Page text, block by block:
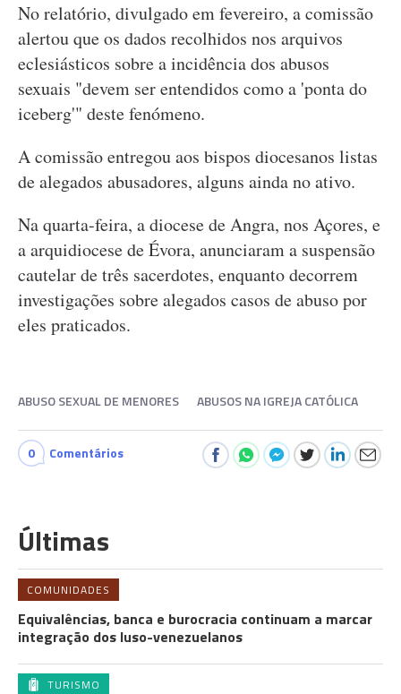
No relatório, divulgado em fevereiro, a comissão
alertou que os dados recolhidos nos arquivos
eclesiásticos sobre a incidência dos abusos
sexuais "devem ser entendidos como a 'ponta do
iceberg'" deste fenómeno.
A comissão entregou aos bispos diocesanos listas
de alegados abusadores, alguns ainda no ativo.
Na quarta-feira, a diocese de Angra, nos Açores, e
a arquidiocese de Évora, anunciaram a suspensão
cautelar de três sacerdotes, enquanto decorrem
investigações sobre alegados casos de abuso por
eles praticados.
ABUSO SEXUAL DE MENORES ABUSOS NA IGREJA CATÓLICA
0 Comentários
Últimas
COMUNIDADES
Equivalências, banca e burocracia continuam a marcar
integração dos luso-venezuelanos
TURISMO